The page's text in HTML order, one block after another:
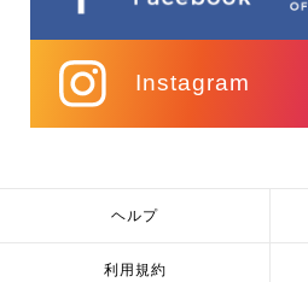
Instagram
ヘルプ
利用規約